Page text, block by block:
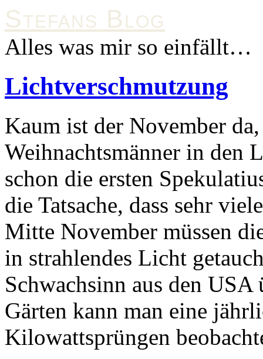
Stefans Blog
Alles was mir so einfällt…
Lichtverschmutzung
Kaum ist der November
Weihnachtsmänner in den
schon die ersten
die Tatsache, dass sehr
Mitte November müssen
in strahlendes Licht
Schwachsinn aus den
Gärten kann man eine
Kilowattsprüngen